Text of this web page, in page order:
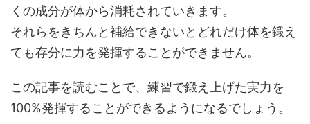
くの成分が体から消耗されていきます。
それらをきちんと補給できないとどれだけ体を鍛え
ても存分に力を発揮することができません。
この記事を読むことで、練習で鍛え上げた実力を
100%発揮することができるようになるでしょう。